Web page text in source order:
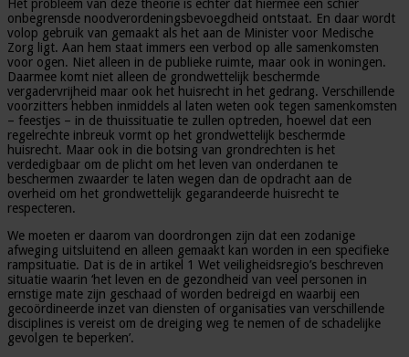
Het probleem van deze theorie is echter dat hiermee een schier
onbegrensde noodverordeningsbevoegdheid ontstaat. En daar wordt
volop gebruik van gemaakt als het aan de Minister voor Medische
Zorg ligt. Aan hem staat immers een verbod op alle samenkomsten
voor ogen. Niet alleen in de publieke ruimte, maar ook in woningen.
Daarmee komt niet alleen de grondwettelijk beschermde
vergadervrijheid maar ook het huisrecht in het gedrang. Verschillende
voorzitters hebben inmiddels al laten weten ook tegen samenkomsten
– feestjes – in de thuissituatie te zullen optreden, hoewel dat een
regelrechte inbreuk vormt op het grondwettelijk beschermde
huisrecht. Maar ook in die botsing van grondrechten is het
verdedigbaar om de plicht om het leven van onderdanen te
beschermen zwaarder te laten wegen dan de opdracht aan de
overheid om het grondwettelijk gegarandeerde huisrecht te
respecteren.
We moeten er daarom van doordrongen zijn dat een zodanige
afweging uitsluitend en alleen gemaakt kan worden in een specifieke
rampsituatie. Dat is de in artikel 1 Wet veiligheidsregio’s beschreven
situatie waarin ‘het leven en de gezondheid van veel personen in
ernstige mate zijn geschaad of worden bedreigd en waarbij een
gecoördineerde inzet van diensten of organisaties van verschillende
disciplines is vereist om de dreiging weg te nemen of de schadelijke
gevolgen te beperken’.